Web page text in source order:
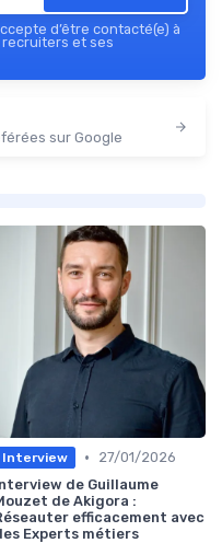
d’être contacté(e) à
recruiters et ses
sur Google
Interview •
27/01/2026
de Guillaume
de Akigora :
efficacement avec
Experts métiers